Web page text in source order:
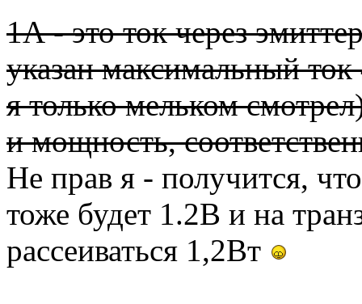
1А - это ток через
указан максимальный
я только мельком
и мощность,
Не прав я - получится,
тоже будет 1.2В и на
рассеиваться 1,2Вт